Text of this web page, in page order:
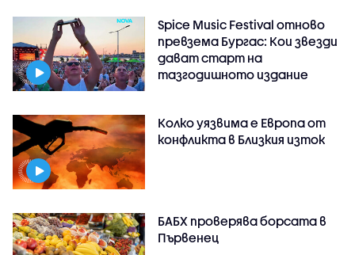
Spice Music Festival отново
превзема Бургас: Кои звезди
дават старт на
тазгодишното издание
Колко уязвима е Европа от
конфликта в Близкия изток
БАБХ проверява борсата в
Първенец